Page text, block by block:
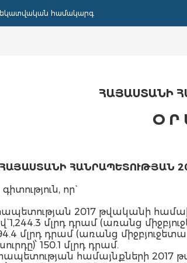
համակարգ
ՀԱՅԱՍՏԱՆԻ
Օ Ր
ՀԱՅԱՍՏԱՆԻ ՀԱՆՐԱՊԵՏՈՒԹՅԱՆ
որ`
2017 թվականի
1,244.3 մլրդ դրամ (առանց
մլրդ դրամ (առանց
150.1 մլրդ դրամ.
համայնքների 2017